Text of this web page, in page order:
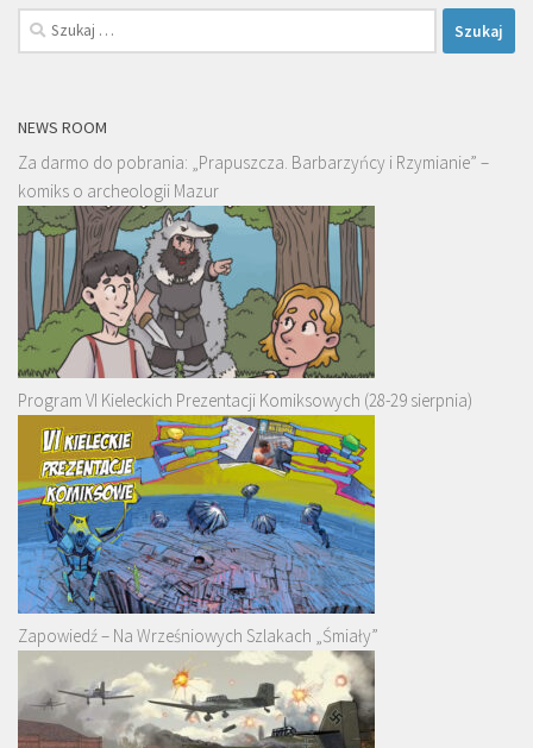
Szukaj:
NEWS ROOM
Za darmo do pobrania: „Prapuszcza. Barbarzyńcy i Rzymianie” –
komiks o archeologii Mazur
Program VI Kieleckich Prezentacji Komiksowych (28-29 sierpnia)
Zapowiedź – Na Wrześniowych Szlakach „Śmiały”